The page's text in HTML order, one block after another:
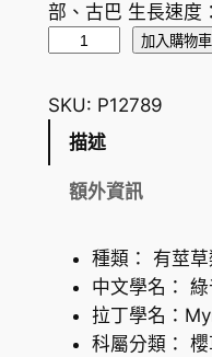
部、古巴 生長速度
層
數
加入購物車
SKU: P12789
描述
額外資訊
種類： 有莖草
中文學名： 綠
拉丁學名：
科屬分類：